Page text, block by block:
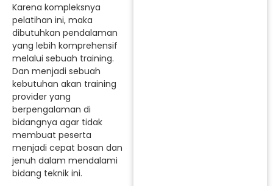
Karena kompleksnya
pelatihan ini, maka
dibutuhkan pendalaman
yang lebih komprehensif
melalui sebuah training.
Dan menjadi sebuah
kebutuhan akan training
provider yang
berpengalaman di
bidangnya agar tidak
membuat peserta
menjadi cepat bosan dan
jenuh dalam mendalami
bidang teknik ini.